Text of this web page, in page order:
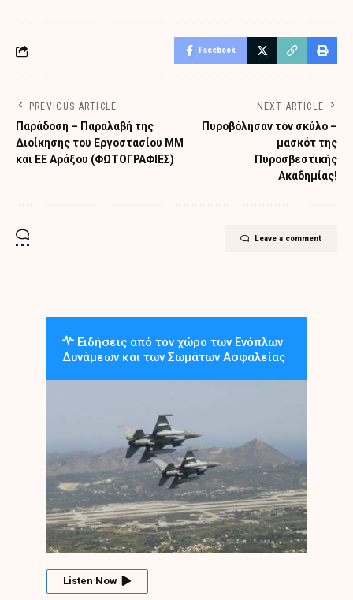
Facebook
PREVIOUS ARTICLE
Παράδοση – Παραλαβή της
Διοίκησης του Εργοστασίου ΜΜ
και ΕΕ Αράξου (ΦΩΤΟΓΡΑΦΙΕΣ)
NEXT ARTICLE
Πυροβόλησαν τον σκύλο –
μασκότ της
Πυροσβεστικής
Ακαδημίας!
Leave a comment
Ειδήσεις από τον χώρο των Ενόπλων
Δυνάμεων και των Σωμάτων Ασφαλείας
Listen Now